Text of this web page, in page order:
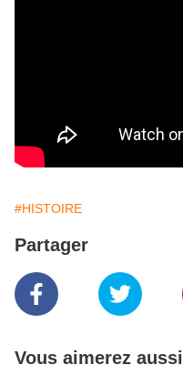
#HISTOIRE
Partager
Vous aimerez aussi